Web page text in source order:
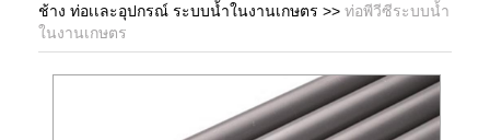
ช้าง ท่อเเละอุปกรณ์ ระบบน้ำในงานเกษตร >> ท่อพีวีซีระบบน้ำ
ในงานเกษตร